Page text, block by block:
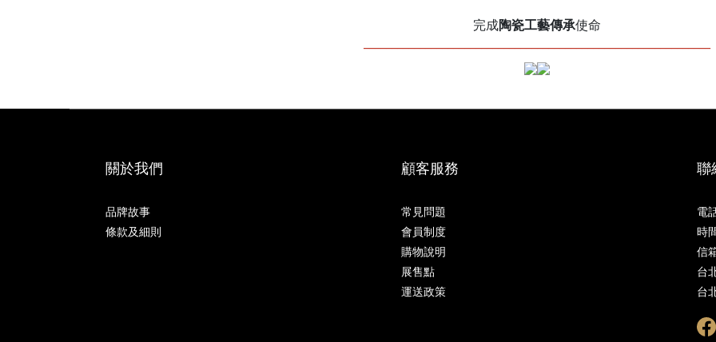
完成陶瓷工藝傳承使命
關於我們
品牌故事
條款及細則
顧客服務
常見問題
會員制度
購物說明
展售點
運送政策
聯
電
時
信
台
台